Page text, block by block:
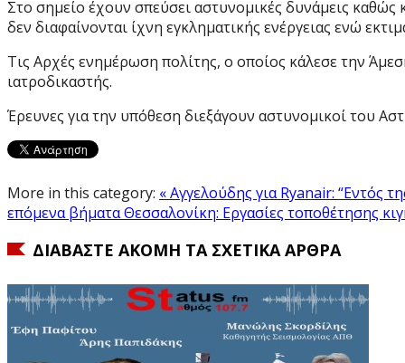
Στο σημείο έχουν σπεύσει αστυνομικές δυνάμεις
δεν διαφαίνονται ίχνη εγκληματικής ενέργειας ενώ
Τις Αρχές ενημέρωση πολίτης, ο οποίος κάλεσε την
ιατροδικαστής.
Έρευνες για την υπόθεση διεξάγουν αστυνομικοί του
More in this category: « Αγγελούδης για Ryanair: “Εντός
επόμενα βήματαΘεσσαλονίκη: Εργασίες τοποθέτησης
ΔΙΑΒΆΣΤΕ ΑΚΌΜΗ ΤΑ ΣΧΕΤΙΚΆ ΆΡΘΡΑ